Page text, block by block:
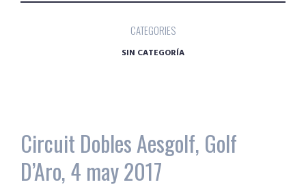
CATEGORIES
SIN CATEGORÍA
Circuit Dobles Aesgolf, Golf
D’Aro, 4 may 2017